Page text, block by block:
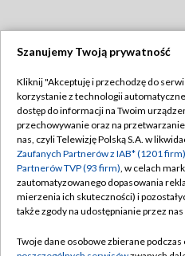
Abonament TVP
Emisja w TVP
Centrum informacji TVP
Naziemna Telewizja
Polityka
Moje
Szanujemy Twoją prywatność
Kliknij "Akceptuję i przechodzę do
korzystanie z technologii
dostęp do informacji na Twoim
przechowywanie oraz na
nas, czyli Telewizję Polską S.A. w
Zaufanych Partnerów z IAB* (1201 firm)
Partnerów TVP (93 firm), w celach
zautomatyzowanego dopasowania
mierzenia ich skuteczności) i
także zgody na udostępnianie przez
Twoje dane osobowe zbierane